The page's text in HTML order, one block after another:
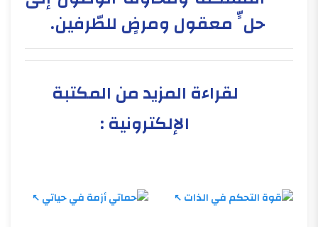
حلٍّ معقول ومرضٍ للطّرفين.
لقراءة المزيد من المكتبة
الإلكترونية :